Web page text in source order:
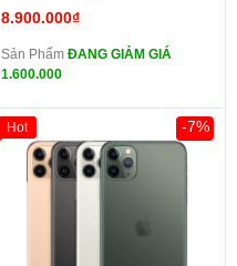
8.900.000₫
Sản Phẩm ĐANG GIẢM GIÁ
1.600.000
-7%
Hot